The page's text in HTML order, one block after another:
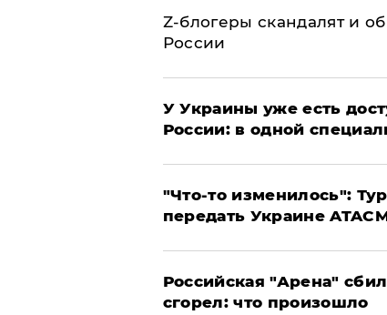
Z-блогеры скандалят и
России
У Украины уже есть
России: в одной
​"Что-то изменилось":
передать Украине
​Российская "Арена"
сгорел: что произошло